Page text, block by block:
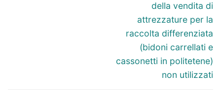
della vendita di
attrezzature per la
raccolta differenziata
(bidoni carrellati e
cassonetti in politetene)
non utilizzati